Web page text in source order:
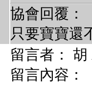
協會回覆：
只要寶寶還
留言者： 胡
留言內容：